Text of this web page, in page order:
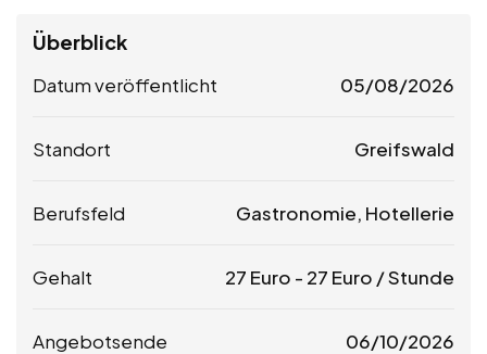
Überblick
Datum veröffentlicht 05/08/2026
Standort Greifswald
Berufsfeld Gastronomie, Hotellerie
Gehalt 27 Euro - 27 Euro / Stunde
Angebotsende 06/10/2026